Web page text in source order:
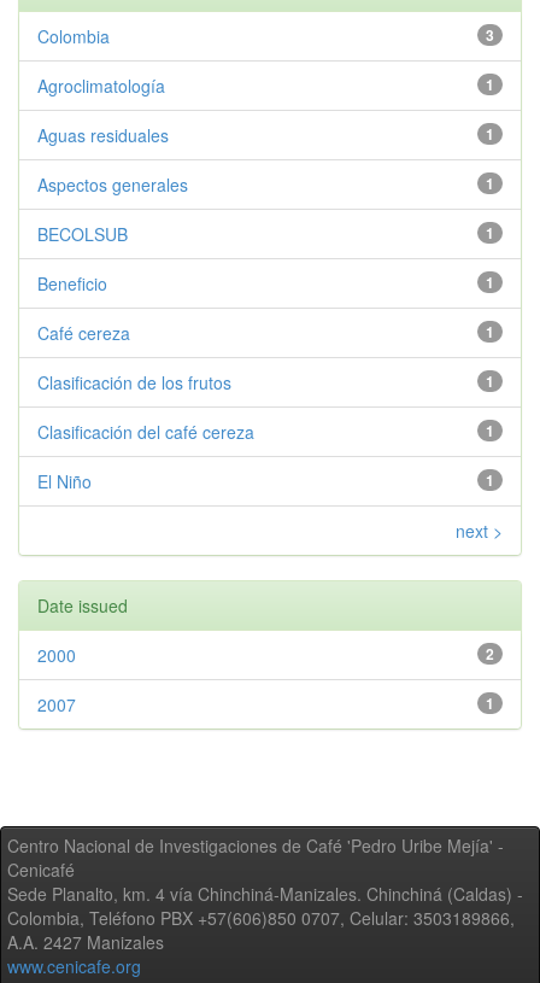
3
Colombia
1
Agroclimatología
1
Aguas residuales
1
Aspectos generales
1
BECOLSUB
1
Beneficio
1
Café cereza
1
Clasificación de los frutos
1
Clasificación del café cereza
1
El Niño
next >
Date issued
2
2000
1
2007
Centro Nacional de Investigaciones de Café 'Pedro Uribe Mejía' -
Cenicafé
Sede Planalto, km. 4 vía Chinchiná-Manizales. Chinchiná (Caldas) -
Colombia, Teléfono PBX +57(606)850 0707, Celular: 3503189866,
A.A. 2427 Manizales
www.cenicafe.org